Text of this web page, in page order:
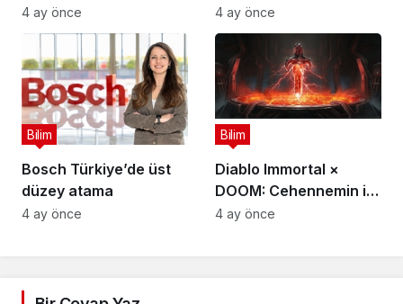
Oyun Geliştiricileri İçin
5 Milyon Dolarlık
Küresel Oyun
Yarışmasını Başlattı
4 ay önce
Hikayesini “İtfaiyecinin
Sırrı” Oyunuyla
Anlatıyor
4 ay önce
Bosch Türkiye’de üst
düzey atama
Bilim
4 ay önce
Diablo Immortal ×
DOOM: Cehennemin iki
efsanevi vizyonu
Bilim
4 ay önce